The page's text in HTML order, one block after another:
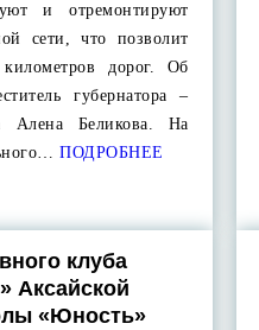
и отремонтируют
сети, что позволит
дорог. Об
губернатора –
Алена Беликова. На
ПОДРОБНЕЕ
клуба
Аксайской
«Юность»